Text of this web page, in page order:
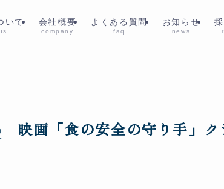
いて 会社概要
company
よくある質問
faq
お知らせ
news
映画「食の安全の守り手」